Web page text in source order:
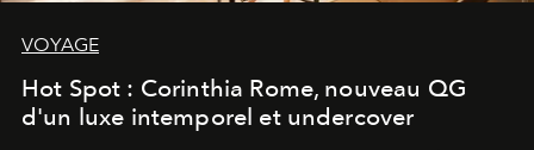
VOYAGE
Hot Spot : Corinthia Rome, nouveau QG
d'un luxe intemporel et undercover